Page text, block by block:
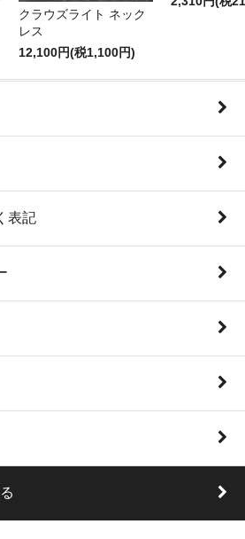
クラウズライト ネック
レス
12,100円(税1,100円)
表記